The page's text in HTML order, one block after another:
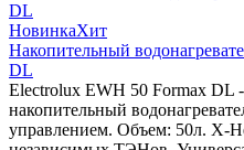
НовинкаХит
Накопительный
DL
Electrolux EWH 50 Formax DL
накопительный
управлением. Объем: 50л. X-